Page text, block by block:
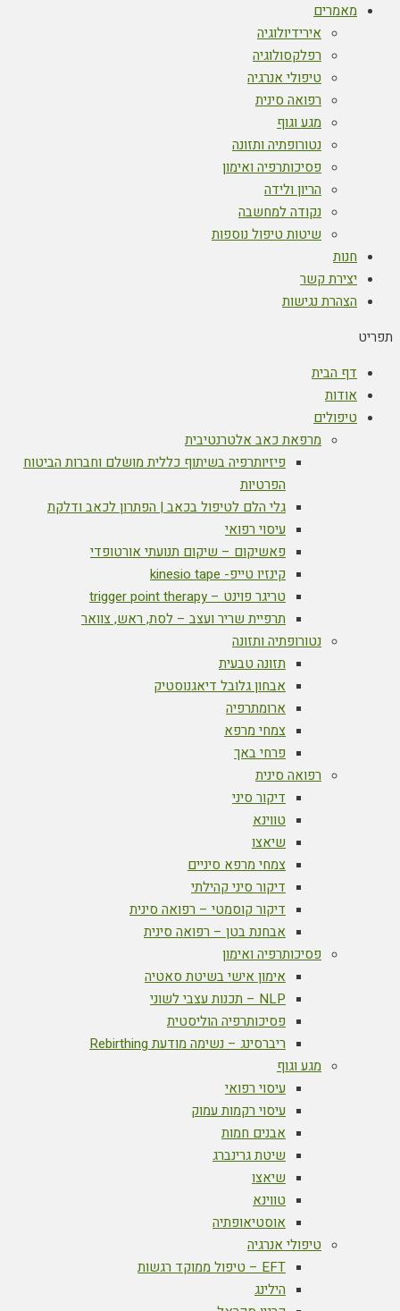
מאמרים
אירידיולוגיה
רפלקסולוגיה
טיפולי אנרגיה
רפואה סינית
מגע וגוף
נטורופתיה ותזונה
פסיכותרפיה ואימון
הריון ולידה
נקודה למחשבה
שיטות טיפול נוספות
חנות
יצירת קשר
הצהרת נגישות
תפריט
דף הבית
אודות
טיפולים
מרפאת כאב אלטרנטיבית
פיזיותרפיה בשיתוף כללית מושלם וחברות הביטוח
הפרטיות
גלי הלם לטיפול בכאב | הפתרון לכאב ודלקת
עיסוי רפואי
פאשיקום – שיקום תנועתי אורטופדי
קינזיו טייפ- kinesio tape
טריגר פוינט – trigger point therapy
תרפיית שריר ועצב – לסת, ראש, צוואר
נטורופתיה ותזונה
תזונה טבעית
אבחון גלובל דיאגנוסטיק
ארומתרפיה
צמחי מרפא
פרחי באך
רפואה סינית
דיקור סיני
טווינא
שיאצו
צמחי מרפא סיניים
דיקור סיני קהילתי
דיקור קוסמטי – רפואה סינית
אבחנת בטן – רפואה סינית
פסיכותרפיה ואימון
אימון אישי בשיטת סאטיה
NLP – תכנות עצבי לשוני
פסיכותרפיה הוליסטית
ריברסינג – נשימה מודעת Rebirthing
מגע וגוף
עיסוי רפואי
עיסוי רקמות עמוק
אבנים חמות
שיטת גרינברג
שיאצו
טווינא
אוסטיאופתיה
טיפולי אנרגיה
EFT – טיפול ממוקד רגשות
הילינג